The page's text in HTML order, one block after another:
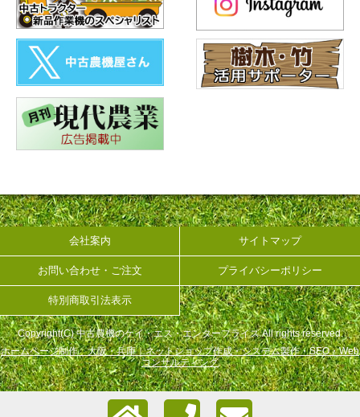
会社案内 サイトマップ
お問い合わせ・ご注文 プライバシーポリシー
特別商取引法表示
Copyright(C) 中古農機のケイ・エス・エンタープライズ All rights reserved.
ホームページ制作 大阪・兵庫｜ネットショップ作成・システム製作・SEO・Web
コンサルティング